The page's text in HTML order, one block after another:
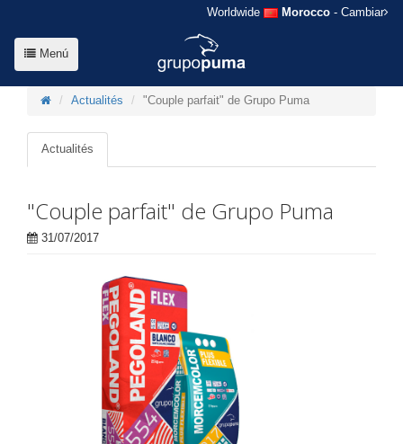
Worldwide Morocco - Cambiar
Menú
Actualités "Couple parfait" de Grupo Puma
Actualités
"Couple parfait" de Grupo Puma
31/07/2017